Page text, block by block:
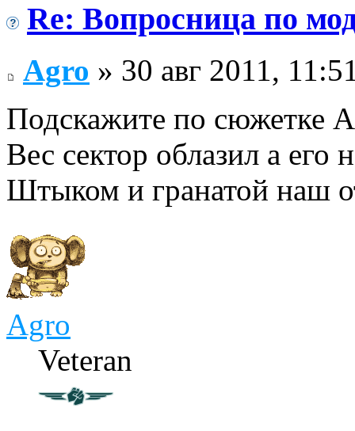
Re: Вопросница по
Agro » 30 авг 2011,
Подскажите по сюжетке
Вес сектор облазил а его
Штыком и гранатой наш
Agro
Veteran